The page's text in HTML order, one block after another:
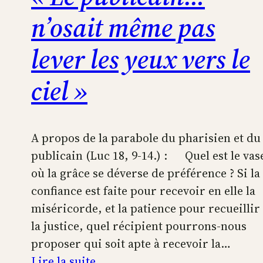
n’osait même pas
lever les yeux vers le
ciel »
A propos de la parabole du pharisien et du
publicain (Luc 18, 9-14.) : Quel est le
où la grâce se déverse de préférence ? Si la
confiance est faite pour recevoir en elle la
miséricorde, et la patience pour recueillir
la justice, quel récipient pourrons-nous
proposer qui soit apte à recevoir la…